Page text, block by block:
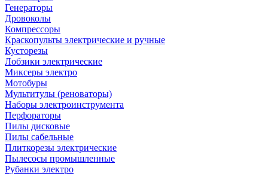
Генераторы
Дровоколы
Компрессоры
Краскопульты электрические и ручные
Кусторезы
Лобзики электрические
Миксеры электро
Мотобуры
Мультитулы (реноваторы)
Наборы электроинструмента
Перфораторы
Пилы дисковые
Пилы сабельные
Плиткорезы электрические
Пылесосы промышленные
Рубанки электро